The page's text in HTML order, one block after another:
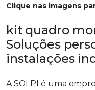
Clique nas imagens
kit quadro
Soluções
instalações
A SOLPI é uma